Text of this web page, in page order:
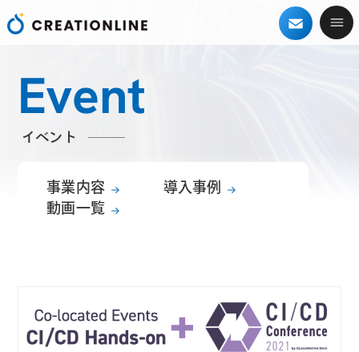
Event
イベント
事業内容
導入事例
動画一覧